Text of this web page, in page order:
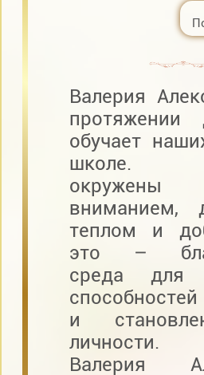
Валерия
протяжении
обучает
школе.
окружены
вниманием,
теплом и
это –
среда для
и
личности.
Валерия